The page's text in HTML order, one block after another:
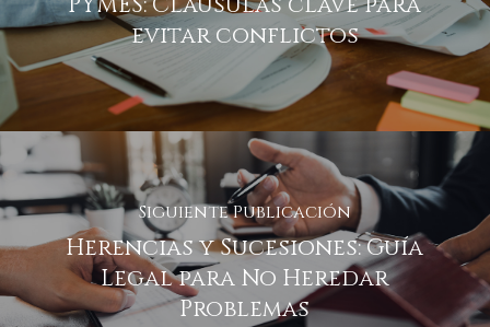
evitar conflictos
Siguiente Publicación
Herencias y Sucesiones: Guía
Legal para No Heredar
Problemas